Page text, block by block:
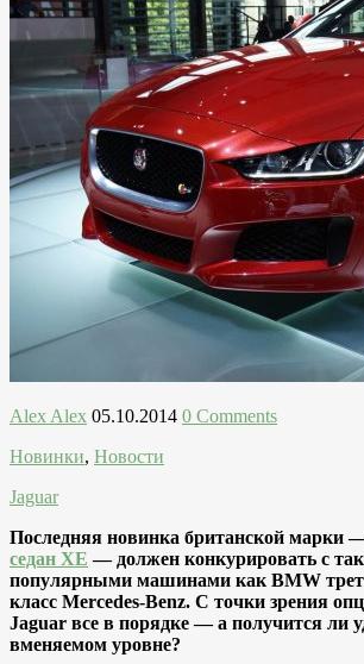
Alex Alex 05.10.2014 0 Comments
Новинки, Новости
Jaguar
Последняя новинка британской марки
седан XE — должен конкурировать с
популярными машинами как BMW
класс Mercedes-Benz. С точки зрения
Jaguar все в порядке — а получится ли
вменяемом уровне?